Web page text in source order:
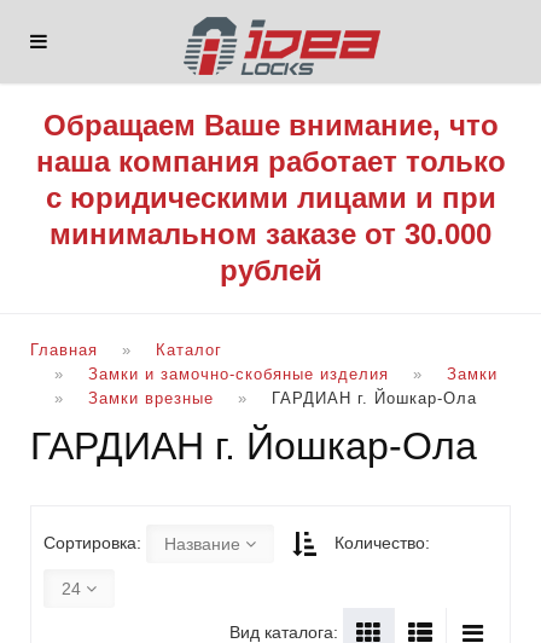
Обращаем Ваше внимание, что
наша компания работает только
с юридическими лицами и при
минимальном заказе от 30.000
рублей
Главная
Каталог
Замки и замочно-скобяные изделия
Замки
Замки врезные
ГАРДИАН г. Йошкар-Ола
ГАРДИАН г. Йошкар-Ола
Сортировка: Название Количество:
24
Вид каталога: